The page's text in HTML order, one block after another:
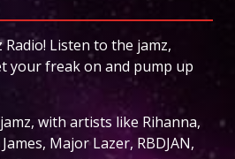
Radio! Listen to the jamz,
your freak on and pump up
with artists like Rihanna,
Major Lazer, RBDJAN,